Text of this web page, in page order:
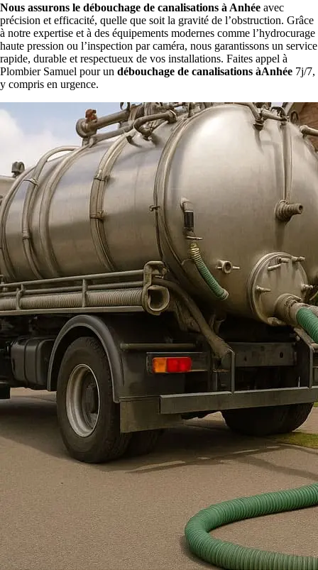
Nous assurons le débouchage de canalisations à Anhée avec
précision et efficacité, quelle que soit la gravité de l’obstruction. Grâce
à notre expertise et à des équipements modernes comme l’hydrocurage
haute pression ou l’inspection par caméra, nous garantissons un service
rapide, durable et respectueux de vos installations. Faites appel à
Plombier Samuel pour un débouchage de canalisations àAnhée 7j/7,
y compris en urgence.